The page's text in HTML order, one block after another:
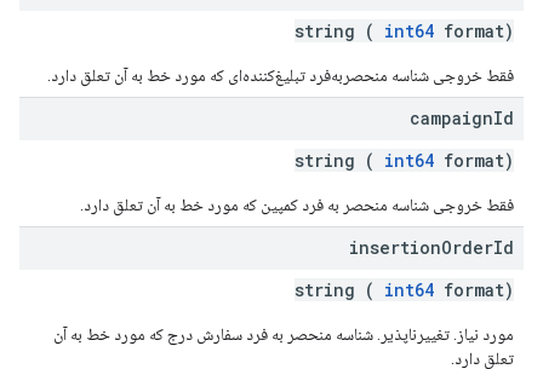
string ( int64 format)
فقط خروجی شناسه منحصربه‌فرد تبلیغ‌کننده‌ای که مورد خط به آن تعلق دارد.
campaignId
string ( int64 format)
فقط خروجی شناسه منحصر به فرد کمپین که مورد خط به آن تعلق دارد.
insertionOrderId
string ( int64 format)
مورد نیاز. تغییرناپذیر. شناسه منحصر به فرد سفارش درج که مورد خط به آن
تعلق دارد.